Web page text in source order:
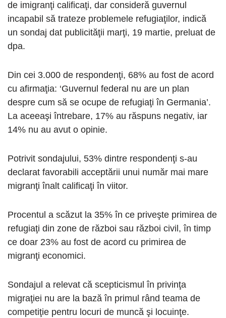
de imigranţi calificaţi, dar consideră guvernul
incapabil să trateze problemele refugiaţilor, indică
un sondaj dat publicităţii marţi, 19 martie, preluat de
dpa.
Din cei 3.000 de respondenţi, 68% au fost de acord
cu afirmaţia: ‘Guvernul federal nu are un plan
despre cum să se ocupe de refugiaţi în Germania’.
La aceeaşi întrebare, 17% au răspuns negativ, iar
14% nu au avut o opinie.
Potrivit sondajului, 53% dintre respondenţi s-au
declarat favorabili acceptării unui număr mai mare
migranţi înalt calificaţi în viitor.
Procentul a scăzut la 35% în ce priveşte primirea de
refugiaţi din zone de război sau război civil, în timp
ce doar 23% au fost de acord cu primirea de
migranţi economici.
Sondajul a relevat că scepticismul în privinţa
migraţiei nu are la bază în primul rând teama de
competiţie pentru locuri de muncă şi locuinţe.